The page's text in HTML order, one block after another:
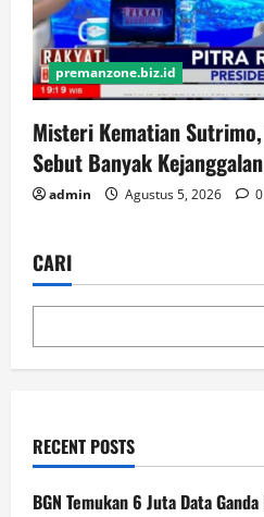
premanzone.biz.id
Misteri Kematian
Sebut Banyak Kejanggalan
admin Agustus 5, 2026 0
CARI
RECENT POSTS
BGN Temukan 6 Juta Data